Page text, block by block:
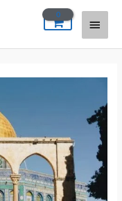
المحتوى
القائمة
الرئيسية